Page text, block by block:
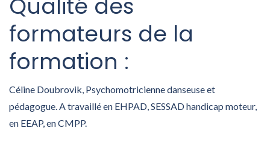
Qualité des
formateurs de la
formation :
Céline Doubrovik, Psychomotricienne danseuse et
pédagogue. A travaillé en EHPAD, SESSAD handicap moteur,
en EEAP, en CMPP.